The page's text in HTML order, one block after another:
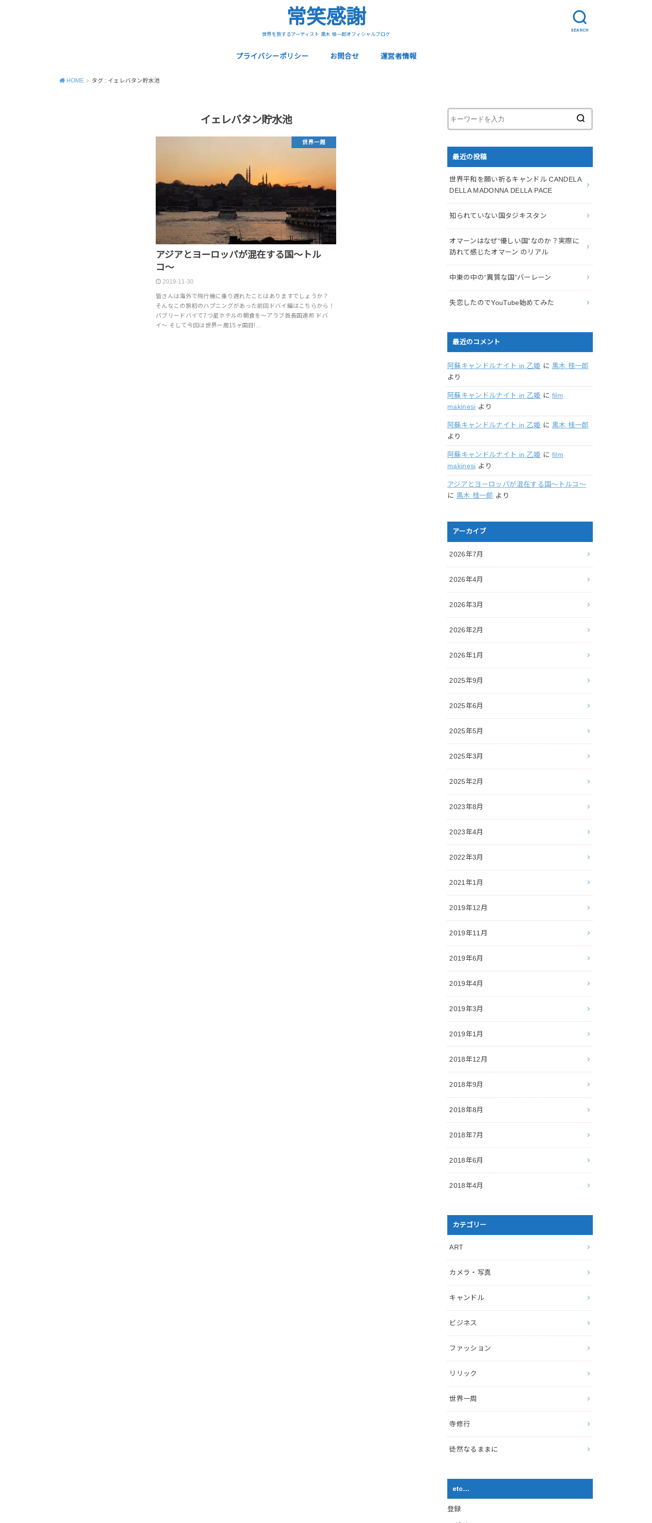
SEARCH
常笑感謝
世界を旅するアーティスト 黒木 桂一郎オフィシャルブログ
プライバシーポリシー お問合せ 運営者情報
HOME タグ : イェレバタン貯水池
イェレバタン貯水池
世界一周
アジアとヨーロッパが混在する国〜トル
コ〜
2019-11-30
皆さんは海外で飛行機に乗り遅れたことはありますでしょうか？
そんなこの旅初のハプニングがあった前回ドバイ編はこちらから！
バブリードバイで7つ星ホテルの朝食を〜アラブ首長国連邦 ドバ
イ〜 そして今回は世界一周15ヶ国目!…
最近の投稿
世界平和を願い祈るキャンドル CANDELA
DELLA MADONNA DELLA PACE
知られていない国タジキスタン
オマーンはなぜ“優しい国”なのか？実際に
訪れて感じたオマーン のリアル
中東の中の“異質な国”バーレーン
失恋したのでYouTube始めてみた
最近のコメント
阿蘇キャンドルナイト in 乙姫 に 黒木 桂一郎
より
阿蘇キャンドルナイト in 乙姫 に film
makinesi より
阿蘇キャンドルナイト in 乙姫 に 黒木 桂一郎
より
阿蘇キャンドルナイト in 乙姫 に film
makinesi より
アジアとヨーロッパが混在する国〜トルコ〜
に 黒木 桂一郎 より
アーカイブ
2026年7月
2026年4月
2026年3月
2026年2月
2026年1月
2025年9月
2025年6月
2025年5月
2025年3月
2025年2月
2023年8月
2023年4月
2022年3月
2021年1月
2019年12月
2019年11月
2019年6月
2019年4月
2019年3月
2019年1月
2018年12月
2018年9月
2018年8月
2018年7月
2018年6月
2018年4月
カテゴリー
ART
カメラ・写真
キャンドル
ビジネス
ファッション
リリック
世界一周
寺修行
徒然なるままに
etc…
登録